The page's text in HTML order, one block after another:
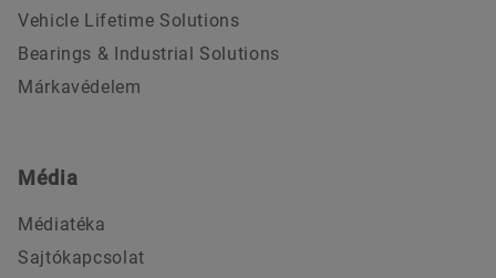
Vehicle Lifetime Solutions
Bearings & Industrial Solutions
Márkavédelem
Média
Médiatéka
Sajtókapcsolat